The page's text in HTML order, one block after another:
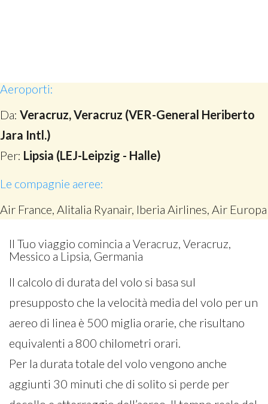
Aeroporti:
Da: Veracruz, Veracruz (VER-General Heriberto
Jara Intl.)
Per: Lipsia (LEJ-Leipzig - Halle)
Le compagnie aeree:
Air France, Alitalia Ryanair, Iberia Airlines, Air Europa
Il Tuo viaggio comincia a Veracruz, Veracruz,
Messico a Lipsia, Germania
Il calcolo di durata del volo si basa sul
presupposto che la velocità media del volo per un
aereo di linea è 500 miglia orarie, che risultano
equivalenti a 800 chilometri orari.
Per la durata totale del volo vengono anche
aggiunti 30 minuti che di solito si perde per